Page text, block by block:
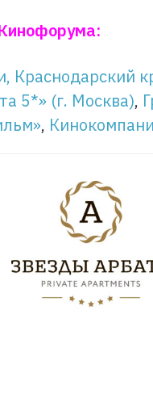
Краснодарский
5*» (г. Москва),
,